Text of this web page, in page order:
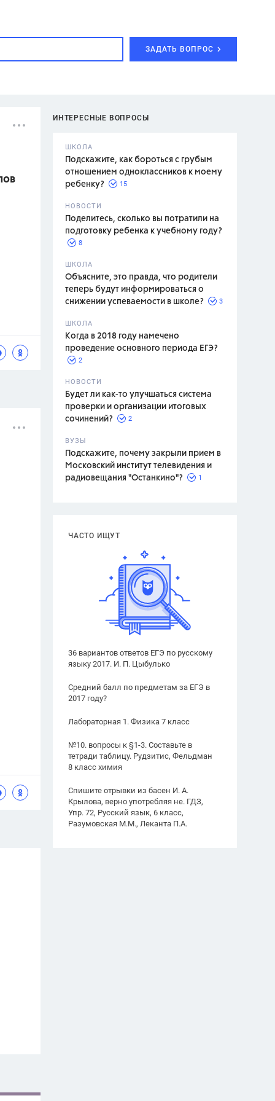
ЗАДАТЬ ВОПРОС
ИНТЕРЕСНЫЕ ВОПРОСЫ
ШКОЛА
Подскажите, как бороться с грубым
отношением одноклассников к моему
ребенку?
15
НОВОСТИ
Поделитесь, сколько вы потратили на
подготовку ребенка к учебному году?
8
ШКОЛА
Объясните, это правда, что родители
теперь будут информироваться о
снижении успеваемости в школе?
3
ШКОЛА
Когда в 2018 году намечено
проведение основного периода ЕГЭ?
2
НОВОСТИ
Будет ли как-то улучшаться система
проверки и организации итоговых
сочинений?
2
ВУЗЫ
Подскажите, почему закрыли прием в
Московский институт телевидения и
радиовещания "Останкино"?
1
ЧАСТО ИЩУТ
36 вариантов ответов ЕГЭ по русскому
языку 2017. И. П. Цыбулько
Средний балл по предметам за ЕГЭ в
2017 году?
Лабораторная 1. Физика 7 класс
№10. вопросы к §1-3. Составьте в
тетради таблицу. Рудзитис, Фельдман
8 класс химия
Спишите отрывки из басен И. А.
Крылова, верно употребляя не. ГДЗ,
Упр. 72, Русский язык, 6 класс,
Разумовская М.М., Леканта П.А.